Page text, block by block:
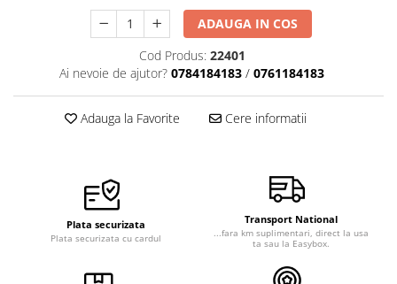
ADAUGA IN COS
Cod Produs: 22401
Ai nevoie de ajutor? 0784184183 / 0761184183
Adauga la Favorite Cere informatii
Plata securizata
Plata securizata cu cardul
Transport National
...fara km suplimentari, direct la usa
ta sau la Easybox.